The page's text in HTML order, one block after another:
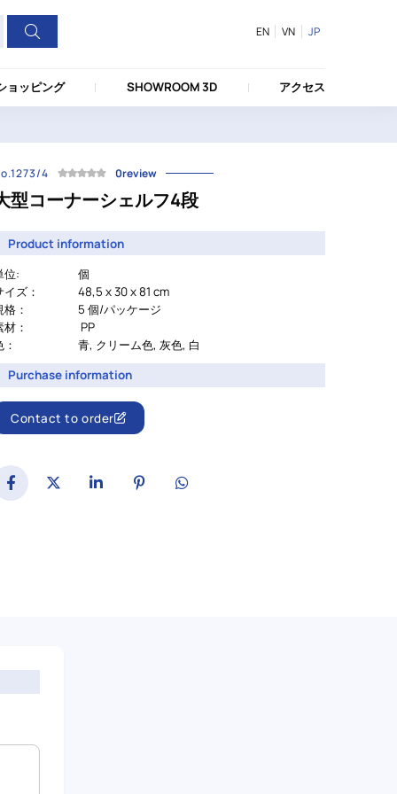
EN VN JP
ョッピング SHOWROOM 3D アクセス
4 0review
型コーナーシェルフ4段
Product information
位:
個
イズ：
48,5 x 30 x 81 cm
格：
5 個/パッケージ
材：
PP
青, クリーム色, 灰色, 白
Purchase information
Contact to order